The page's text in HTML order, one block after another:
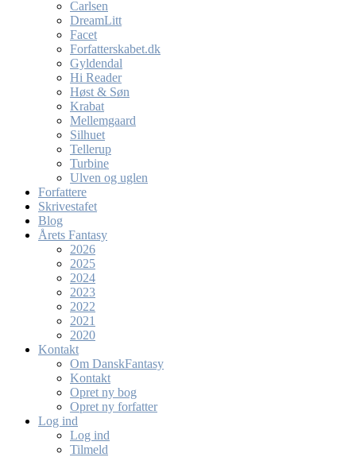
Carlsen
DreamLitt
Facet
Forfatterskabet.dk
Gyldendal
Hi Reader
Høst & Søn
Krabat
Mellemgaard
Silhuet
Tellerup
Turbine
Ulven og uglen
Forfattere
Skrivestafet
Blog
Årets Fantasy
2026
2025
2024
2023
2022
2021
2020
Kontakt
Om DanskFantasy
Kontakt
Opret ny bog
Opret ny forfatter
Log ind
Log ind
Tilmeld